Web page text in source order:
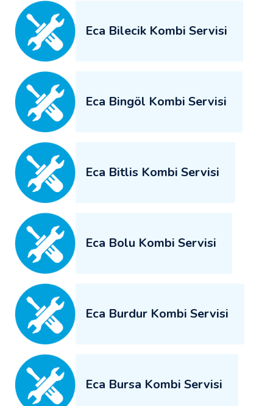
Eca Bilecik Kombi Servisi
Eca Bingöl Kombi Servisi
Eca Bitlis Kombi Servisi
Eca Bolu Kombi Servisi
Eca Burdur Kombi Servisi
Eca Bursa Kombi Servisi